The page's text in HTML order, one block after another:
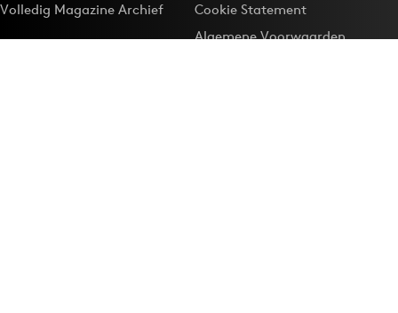
Volledig Magazine Archief
Cookie Statement
Algemene Voorwaarden